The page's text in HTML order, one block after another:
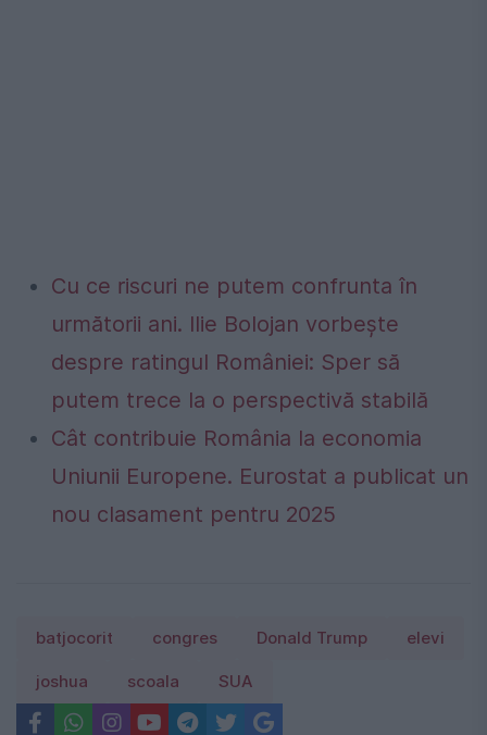
Cu ce riscuri ne putem confrunta în
următorii ani. Ilie Bolojan vorbește
despre ratingul României: Sper să
putem trece la o perspectivă stabilă
Cât contribuie România la economia
Uniunii Europene. Eurostat a publicat un
nou clasament pentru 2025
batjocorit congres Donald Trump elevi
joshua scoala SUA